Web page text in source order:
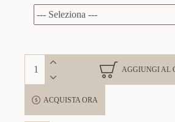
AGGIUNGI AL
ACQUISTA ORA